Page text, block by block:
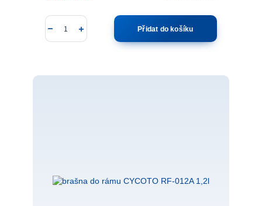
Přidat do košíku